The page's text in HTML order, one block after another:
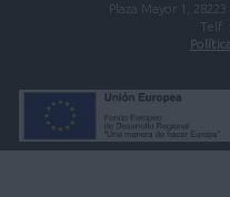
Plaza Mayor 1,
Telf.